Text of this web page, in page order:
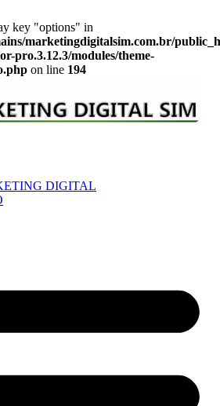
key "options" in
marketingdigitalsim.com.br/
pro.3.12.3/modules/theme-
on line 194
DIGITAL